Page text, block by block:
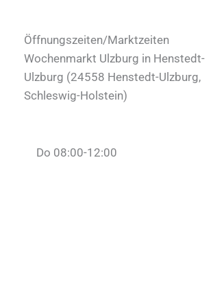
Öffnungszeiten/Marktzeiten
Wochenmarkt Ulzburg in Henstedt-
Ulzburg (24558 Henstedt-Ulzburg,
Schleswig-Holstein)
Do 08:00-12:00